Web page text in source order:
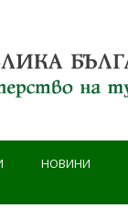
НОВИНИ